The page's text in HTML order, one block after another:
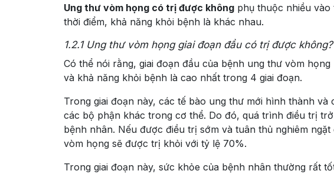
Ung thư vòm họng có trị được không phụ thuộc nhiều vào
thời điểm, khả năng khỏi bệnh là khác nhau.
1.2.1 Ung thư vòm họng giai đoạn đầu có trị được không?
Có thể nói rằng, giai đoạn đầu của bệnh ung thư vòm
và khả năng khỏi bệnh là cao nhất trong 4 giai đoạn.
Trong giai đoạn này, các tế bào ung thư mới hình thành
các bộ phận khác trong cơ thể. Do đó, quá trình điều trị
bệnh nhân. Nếu được điều trị sớm và tuân thủ nghiêm
vòm họng sẽ được trị khỏi với tỷ lệ 70%.
Trong giai đoạn này, sức khỏe của bệnh nhân thường rất